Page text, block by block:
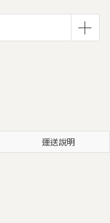
運送說明